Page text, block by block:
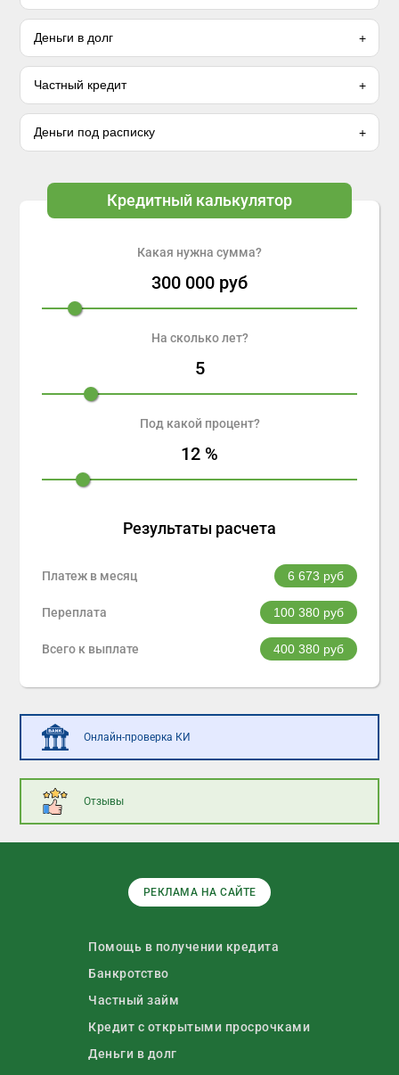
Деньги в долг
Частный кредит
Деньги под расписку
Кредитный калькулятор
Какая нужна сумма?
300 000 руб
На сколько лет?
5
Под какой процент?
12 %
Результаты расчета
Платеж в месяц 6 673 руб
Переплата 100 380руб
Всего к выплате 400 380руб
Онлайн-проверка КИ
Отзывы
РЕКЛАМА НА САЙТЕ
Помощь в получении кредита
Банкротство
Частный займ
Кредит с открытыми просрочками
Деньги в долг